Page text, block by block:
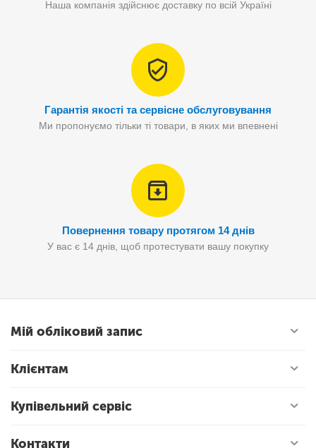
Наша компанія здійснює доставку по всій Україні
Гарантія якості та сервісне обслуговування
Ми пропонуємо тільки ті товари, в яких ми впевнені
Повернення товару протягом 14 днів
У вас є 14 днів, щоб протестувати вашу покупку
Мій обліковий запис
Клієнтам
Купівельний сервіс
Контакти